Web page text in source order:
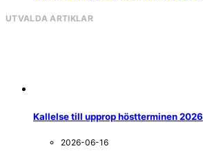
UTVALDA ARTIKLAR
Kallelse till upprop höstterminen 2026
2026-06-16